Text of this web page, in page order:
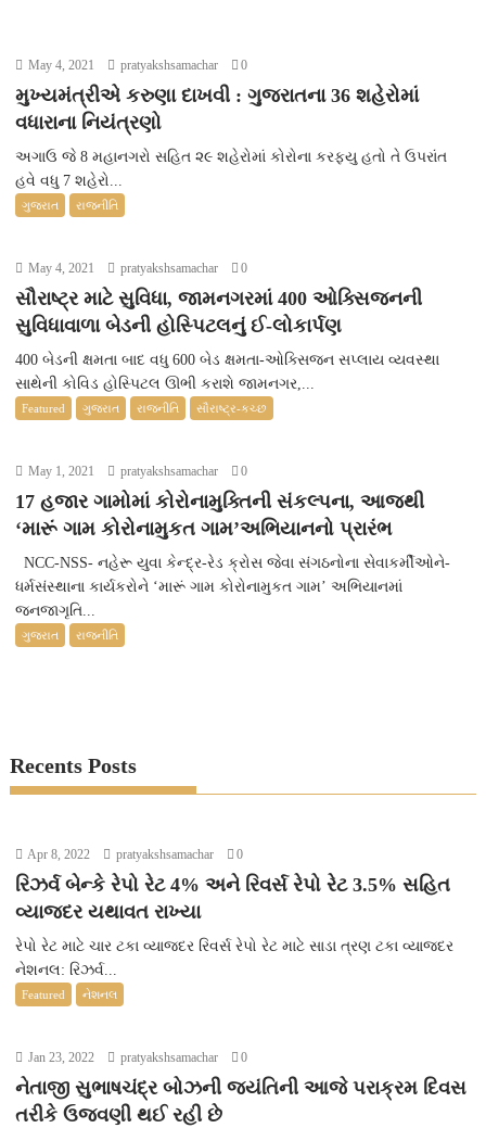
May 4, 2021 pratyakshsamachar 0
મુખ્યમંત્રીએ કરુણા દાખવી : ગુજરાતના 36 શહેરોમાં
વધારાના નિયંત્રણો
અગાઉ જે 8 મહાનગરો સહિત ૨૯ શહેરોમાં કોરોના કરફ્યુ હતો તે ઉપરાંત
હવે વધુ 7 શહેરો...
ગુજરાત રાજનીતિ
May 4, 2021 pratyakshsamachar 0
સૌરાષ્ટ્ર માટે સુવિધા, જામનગરમાં 400 ઓક્સિજનની
સુવિધાવાળા બેડની હોસ્પિટલનું ઈ-લોકાર્પણ
400 બેડની ક્ષમતા બાદ વધુ 600 બેડ ક્ષમતા-ઓક્સિજન સપ્લાય વ્યવસ્થા
સાથેની કોવિડ હોસ્પિટલ ઊભી કરાશે જામનગર,...
Featured ગુજરાત રાજનીતિ સૌરાષ્ટ્ર-કચ્છ
May 1, 2021 pratyakshsamachar 0
17 હજાર ગામોમાં કોરોનામુક્તિની સંકલ્પના, આજથી
‘મારૂં ગામ કોરોનામુકત ગામ’અભિયાનનો પ્રારંભ
NCC-NSS- નહેરૂ યુવા કેન્દ્ર-રેડ ક્રોસ જેવા સંગઠનોના સેવાકર્મીઓને-
ધર્મસંસ્થાના કાર્યકરોને ‘મારૂં ગામ કોરોનામુકત ગામ’ અભિયાનમાં
જનજાગૃતિ...
ગુજરાત રાજનીતિ
Recents Posts
Apr 8, 2022 pratyakshsamachar 0
રિઝર્વ બેન્કે રેપો રેટ 4% અને રિવર્સ રેપો રેટ 3.5% સહિત
વ્યાજદર યથાવત રાખ્યા
રેપો રેટ માટે ચાર ટકા વ્યાજદર રિવર્સ રેપો રેટ માટે સાડા ત્રણ ટકા વ્યાજદર
નેશનલ: રિઝર્વ...
Featured નેશનલ
Jan 23, 2022 pratyakshsamachar 0
નેતાજી સુભાષચંદ્ર બોઝની જયંતિની આજે પરાક્રમ દિવસ
તરીકે ઉજવણી થઈ રહી છે